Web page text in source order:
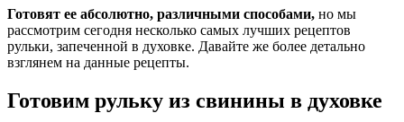
Готовят ее абсолютно, различными способами, но мы
рассмотрим сегодня несколько самых лучших рецептов
рульки, запеченной в духовке. Давайте же более детально
взглянем на данные рецепты.
Готовим рульку из свинины в духовке